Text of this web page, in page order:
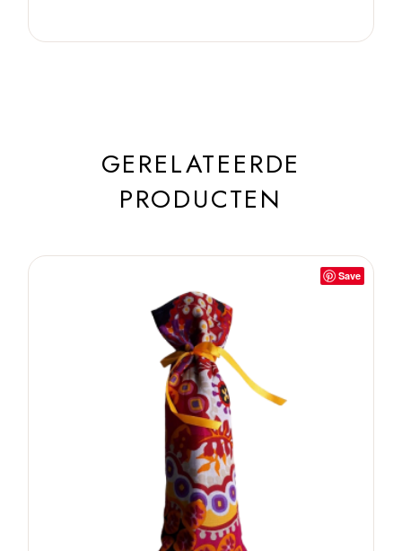
GERELATEERDE
PRODUCTEN
Save